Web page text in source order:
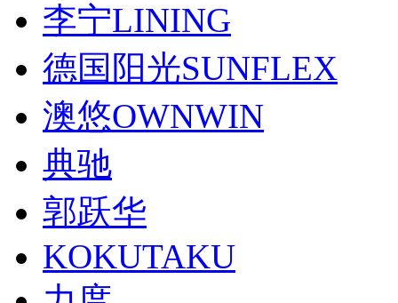
李宁LINING
德国阳光SUNFLEX
澳悠OWNWIN
典驰
郭跃华
KOKUTAKU